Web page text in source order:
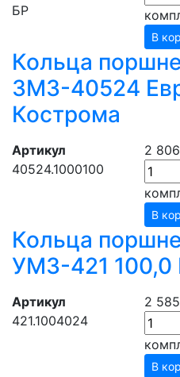
БР
В
Кольца
ЗМЗ-40524
Кострома
Артикул
40524.1000100
2
В
Кольца
УМЗ-421 100,0
Артикул
421.1004024
2
В